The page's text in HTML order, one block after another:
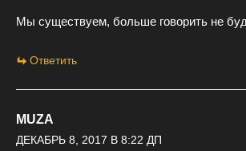
Мы существуем, больше говорить не
Ответить
MUZA
ДЕКАБРЬ 8, 2017 В 8:22 ДП